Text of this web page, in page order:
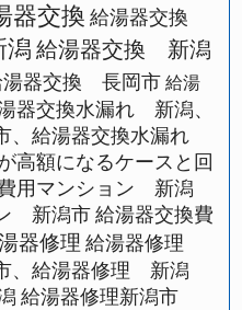
器交換 給湯器交換
給湯器交換 新潟
湯器交換 長岡市 給湯
器交換水漏れ 新潟、
、給湯器交換水漏れ
高額になるケースと回
用マンション 新潟
新潟市 給湯器交換費
器修理 給湯器修理
、給湯器修理 新潟
給湯器修理新潟市